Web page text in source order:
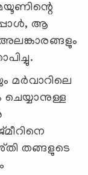
ആ
മർവാറിലെ
ചെയ്യാനുള്ള
തങ്ങളുടെ